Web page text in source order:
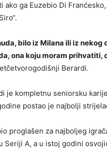
ako ga Euzebio Di
bilo iz Milana ili iz
ona koju moram prihvatiti,
Berardi.
je kompletnu seniorsku
postao je najbolji
proglašen za najboljeg
Seriji A, a u istoj godini